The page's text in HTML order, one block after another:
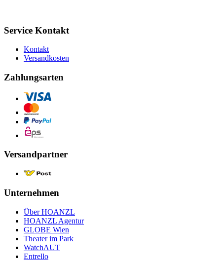
Service Kontakt
Kontakt
Versandkosten
Zahlungsarten
Versandpartner
Unternehmen
Über HOANZL
HOANZL Agentur
GLOBE Wien
Theater im Park
WatchAUT
Entrello